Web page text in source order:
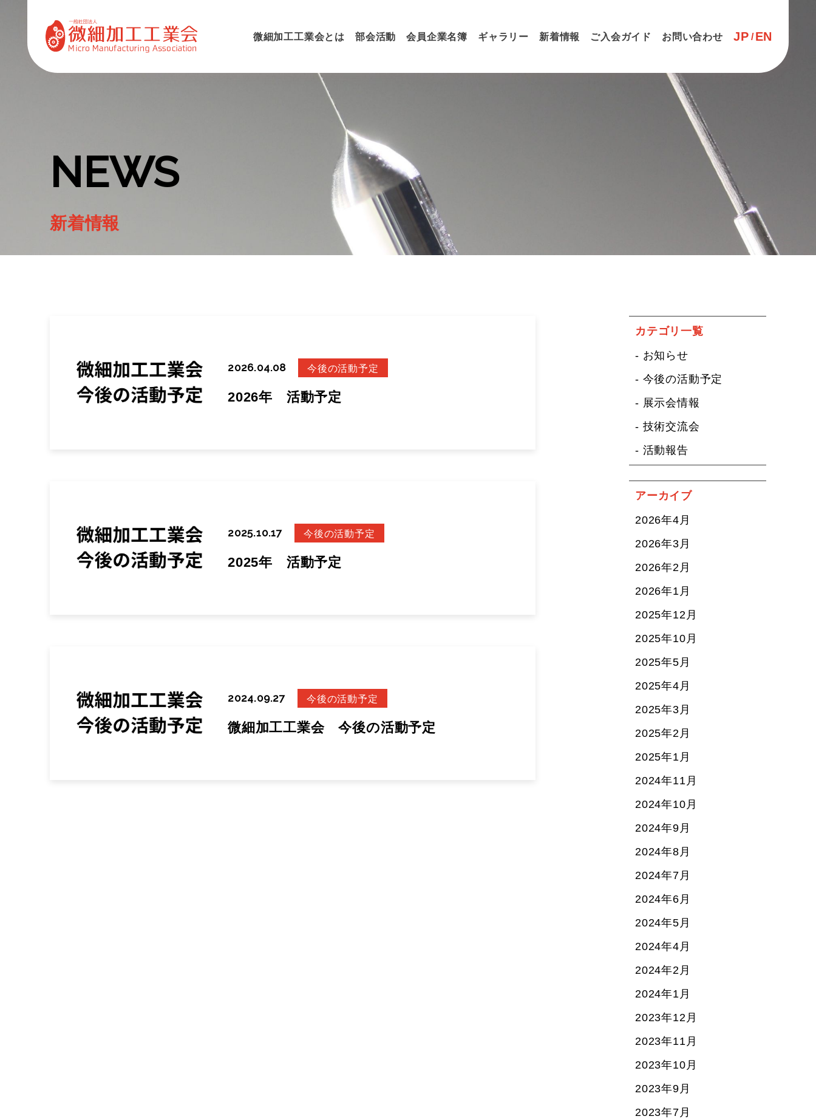
微細加工工業会とは 部会活動 会員企業名簿 ギャラリー 新着情報 ご入会ガイド お問い合わせ JP EN
NEWS
新着情報
2026.04.08 今後の活動予定
2026年 活動予定
2025.10.17 今後の活動予定
2025年 活動予定
2024.09.27 今後の活動予定
微細加工工業会 今後の活動予定
カテゴリ一覧
- お知らせ
- 今後の活動予定
- 展示会情報
- 技術交流会
- 活動報告
アーカイブ
2026年4月
2026年3月
2026年2月
2026年1月
2025年12月
2025年10月
2025年5月
2025年4月
2025年3月
2025年2月
2025年1月
2024年11月
2024年10月
2024年9月
2024年8月
2024年7月
2024年6月
2024年5月
2024年4月
2024年2月
2024年1月
2023年12月
2023年11月
2023年10月
2023年9月
2023年7月